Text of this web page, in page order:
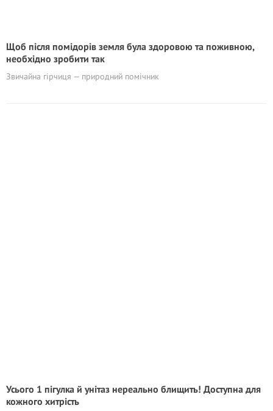
Щоб після помідорів земля була здоровою та поживною,
необхідно зробити тaк
Звичайна гірчиця — природний помічник
Усього 1 пігулка й унітаз нереально блищить! Доступна для
кожного хитрість